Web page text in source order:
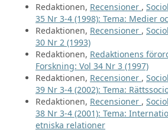
Redaktionen, Recensioner ,
35 Nr 3-4 (1998): Tema: Medier
Redaktionen, Recensioner ,
30 Nr 2 (1993)
Redaktionen, Redaktionens
Forskning: Vol 34 Nr 3 (1997)
Redaktionen, Recensioner ,
39 Nr 3-4 (2002): Tema:
Redaktionen, Recensioner ,
38 Nr 3-4 (2001): Tema:
etniska relationer